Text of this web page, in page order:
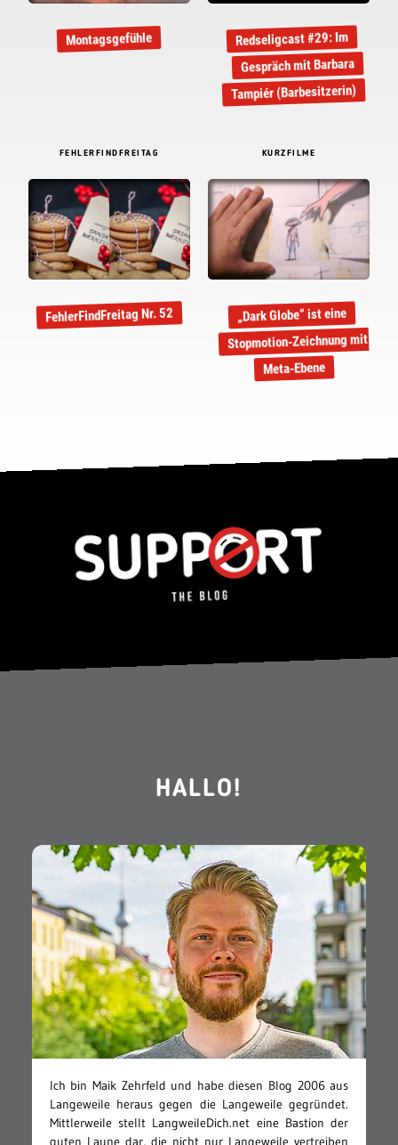
Montagsgefühle Redseligcast #29: Im
Gespräch mit Barbara
Tampiér (Barbesitzerin)
FEHLERFINDFREITAG
FehlerFindFreitag Nr. 52
KURZFILME
„Dark Globe“ ist eine
Stopmotion-Zeichnung mit
Meta-Ebene
HALLO!
Ich bin Maik Zehrfeld und habe diesen Blog 2006 aus
Langeweile heraus gegen die Langeweile gegründet.
Mittlerweile stellt LangweileDich.net eine Bastion der
guten Laune dar, die nicht nur Langeweile vertreiben